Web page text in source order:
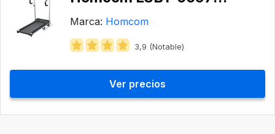
Marca: Homcom
3,9 (Notable)
Ver precios